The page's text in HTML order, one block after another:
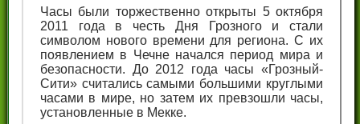
Часы были торжественно открыты 5 октября
2011 года в честь Дня Грозного и стали
символом нового времени для региона. С их
появлением в Чечне начался период мира и
безопасности. До 2012 года часы «Грозный-
Сити» считались самыми большими круглыми
часами в мире, но затем их превзошли часы,
установленные в Мекке.